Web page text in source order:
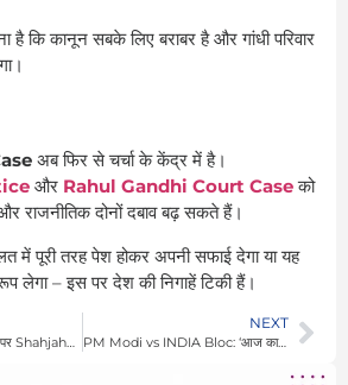
है कि कानून सबके लिए बराबर है और गांधी परिवार
अब फिर से चर्चा के केंद्र में है।
और Rahul Gandhi Court Caseको
राजनीतिक दोनों दबाव बढ़ सकते हैं।
में पूरी तरह पेश होकर अपनी सफाई देगा या यह
लेगा – इस पर देश की निगाहें टिकी हैं।
Ganga Expressway पर Shahjahanpur में Air Force का युद्धाभ्यास, लड़ाकू विमानों की गरज से कांपी हवाई पट्टी, Rafale ने भरी उड़ान
NEXT
PM Modi vs INDIA Bloc: ‘आज का कार्यक्रम कई लोगों की नींद में खलल डालने वाला’, मंच से बोले मोदी – थरूर और विजयन भी मौजूद